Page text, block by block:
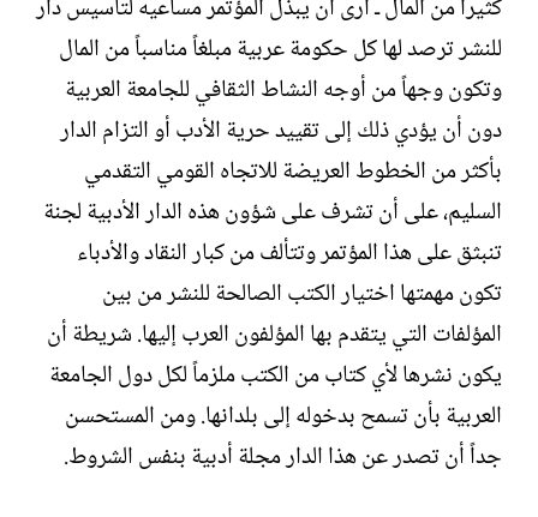
كثيراً من المال ـ أرى أن يبذل المؤتمر مساعيه لتأسيس دار
للنشر ترصد لها كل حكومة عربية مبلغاً مناسباً من المال
وتكون وجهاً من أوجه النشاط الثقافي للجامعة العربية
دون أن يؤدي ذلك إلى تقييد حرية الأدب أو التزام الدار
بأكثر من الخطوط العريضة للاتجاه القومي التقدمي
السليم، على أن تشرف على شؤون هذه الدار الأدبية لجنة
تنبثق على هذا المؤتمر وتتألف من كبار النقاد والأدباء
تكون مهمتها اختيار الكتب الصالحة للنشر من بين
المؤلفات التي يتقدم بها المؤلفون العرب إليها. شريطة أن
يكون نشرها لأي كتاب من الكتب ملزماً لكل دول الجامعة
العربية بأن تسمح بدخوله إلى بلدانها. ومن المستحسن
جداً أن تصدر عن هذا الدار مجلة أدبية بنفس الشروط.‏